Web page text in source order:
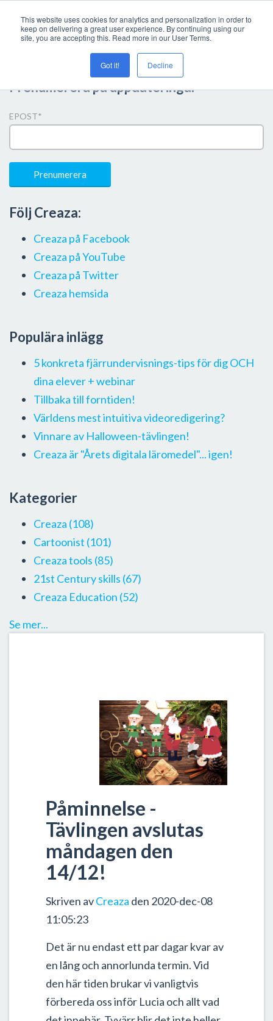
This website uses cookies for analytics and personalization in order to
keep on delivering a great user experience. By continuing using our
site, you are accepting this. Read more in our User Terms.
Got it! Decline
Påminnelse -
Tävlingen avslutas
måndagen den
14/12!
Skriven avCreaza den 2020-dec-08
11:05:23
Det är nu endast ett par dagar kvar av
en lång och annorlunda termin. Vid
den här tiden brukar vi vanligtvis
förbereda oss inför Lucia och allt vad
Prenumerera på uppdateringar
EPOST*
Följ Creaza:
Creaza på Facebook
Creaza på YouTube
Creaza på Twitter
Creaza hemsida
Populära inlägg
5 konkreta fjärrundervisnings-tips för dig OCH
dina elever + webinar
Tillbaka till forntiden!
Världens mest intuitiva videoredigering?
Vinnare av Halloween-tävlingen!
Creaza är "Årets digitala läromedel"... igen!
Kategorier
Creaza (108)
Cartoonist (101)
Creaza tools (85)
21st Century skills (67)
Creaza Education (52)
Se mer...